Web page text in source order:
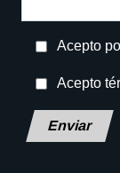
Acepto
Acepto
Deja este